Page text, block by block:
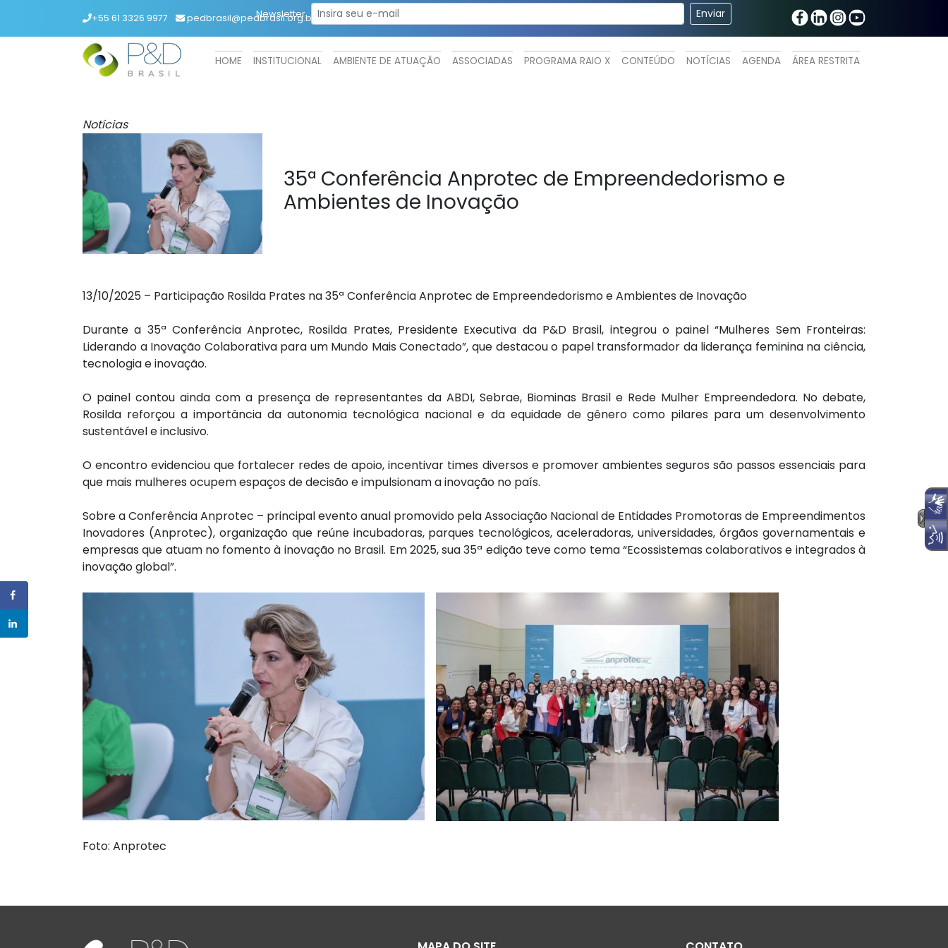
+55 61 3326 9977 pedbrasil@pedbrasil.org.br
Newsletter
HOME INSTITUCIONAL AMBIENTE DE ATUAÇÃO ASSOCIADAS PROGRAMA RAIO X CONTEÚDO NOTÍCIAS AGENDA ÁREA RESTRITA
Notícias
35ª Conferência Anprotec de Empreendedorismo e
Ambientes de Inovação
13/10/2025 – Participação Rosilda Prates na 35ª Conferência Anprotec de Empreendedorismo e Ambientes de Inovação
Durante a 35ª Conferência Anprotec, Rosilda Prates, Presidente Executiva da P&D Brasil, integrou o painel “Mulheres Sem Fronteiras:
Liderando a Inovação Colaborativa para um Mundo Mais Conectado”, que destacou o papel transformador da liderança feminina na ciência,
tecnologia e inovação.
O painel contou ainda com a presença de representantes da ABDI, Sebrae, Biominas Brasil e Rede Mulher Empreendedora. No debate,
Rosilda reforçou a importância da autonomia tecnológica nacional e da equidade de gênero como pilares para um desenvolvimento
sustentável e inclusivo.
O encontro evidenciou que fortalecer redes de apoio, incentivar times diversos e promover ambientes seguros são passos essenciais para
que mais mulheres ocupem espaços de decisão e impulsionam a inovação no país.
Sobre a Conferência Anprotec – principal evento anual promovido pela Associação Nacional de Entidades Promotoras de Empreendimentos
Inovadores (Anprotec), organização que reúne incubadoras, parques tecnológicos, aceleradoras, universidades, órgãos governamentais e
empresas que atuam no fomento à inovação no Brasil. Em 2025, sua 35ª edição teve como tema “Ecossistemas colaborativos e integrados à
inovação global”.
Foto: Anprotec